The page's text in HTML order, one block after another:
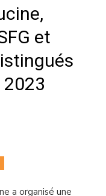
et
a organisé une